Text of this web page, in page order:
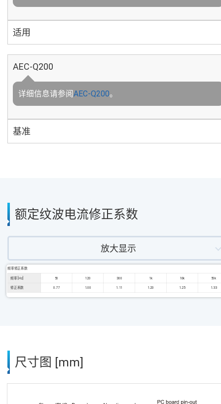
适用
AEC-Q200
详细信息请参阅AEC-Q200。
基准
额定纹波电流修正系数
放大显示
频率修正系数
频率 [Hz] 50 120 300 1k 10k 50k
修正系数 0.77 1.00 1.11 1.20 1.25 1.33
尺寸图 [mm]